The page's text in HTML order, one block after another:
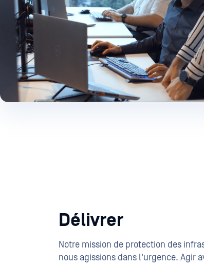
Délivrer
Notre mission de protection des
nous agissions dans l'urgence. Agir